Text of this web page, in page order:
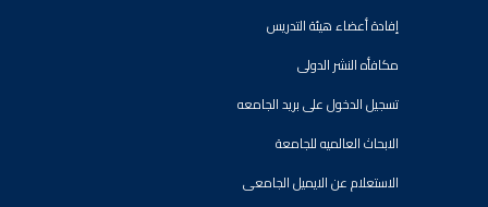
إفادة أعضاء هيئة التدريس
مكافأه النشر الدولى
تسجيل الدخول على بريد الجامعه
الابحاث العالميه للجامعة
الاستعلام عن الايميل الجامعى